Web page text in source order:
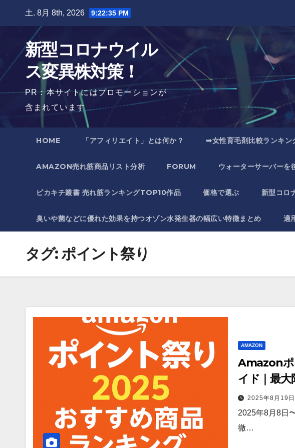
土. 8月 8th, 2026 9:22:36 PM
新型コロナウイル
ス変異株対策！
PR：本サイトにはプロモーションが
含まれています
HOME 「アフィリエイト」とは何か？ ➡女性育毛剤比較ランキン
AMAZON売れ筋商品リスト分析 FORUM ウォーターサーバーを
ピカキチ叢書 売れ筋ランキングTOP10作品 価格で選ぶ 新型コロ
臭いや菌などに優れた効果を持つオゾン水発生器の幅広い特徴まとめ 適
タグ:ポイント祭り
AMAZON
Amazonポ
イド｜最大
る方法
2025年8月19日
2025年8月8日
徹…